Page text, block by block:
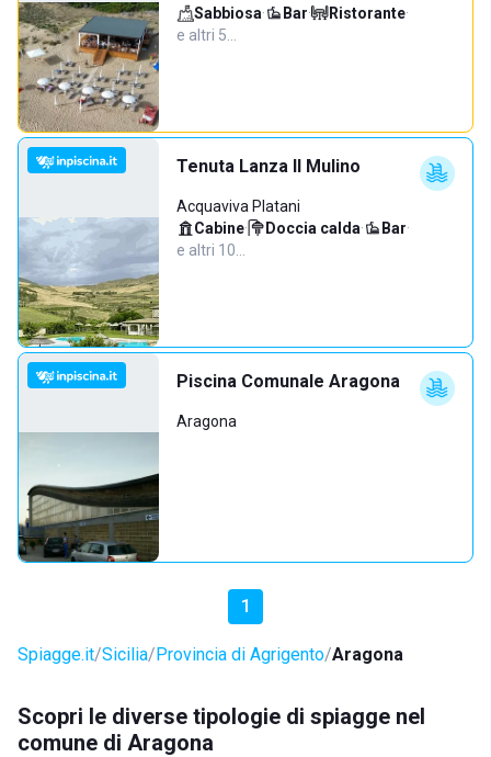
Sabbiosa· Bar· Ristorante·
e altri 5…
Tenuta Lanza Il Mulino
Acquaviva Platani
Cabine· Doccia calda· Bar·
e altri 10…
Piscina Comunale Aragona
Aragona
1
Spiagge.it Sicilia Provincia di Agrigento Aragona
Scopri le diverse tipologie di spiagge nel
comune di Aragona